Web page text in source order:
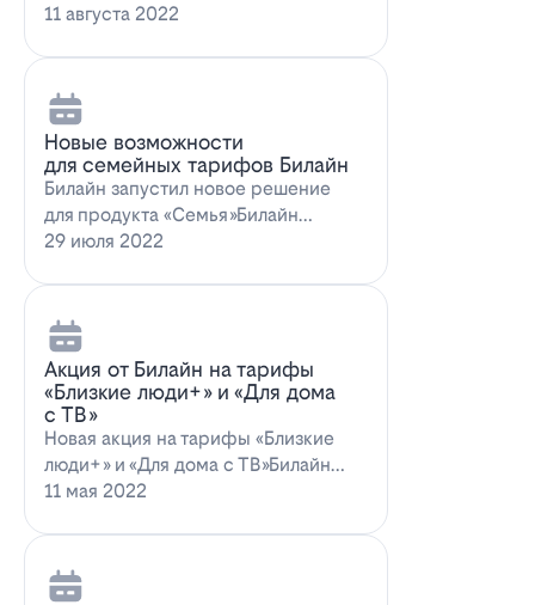
дома 100 с…
11 августа 2022
Новые возможности
для семейных тарифов Билайн
Билайн запустил новое решение
для продукта «Семья»Билайн
объявил о запуске новых возможн…
29 июля 2022
Акция от Билайн на тарифы
«Близкие люди+» и «Для дома
с ТВ»
Новая акция на тарифы «Близкие
люди+» и «Для дома с ТВ»Билайн
предлагает выг…
11 мая 2022